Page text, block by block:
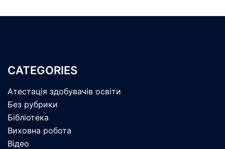
CATEGORIES
Атестація здобувачів освіти
Без рубрики
Бібліотека
Виховна робота
Відео